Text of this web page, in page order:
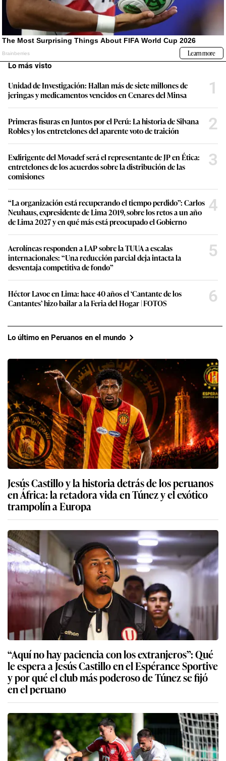
Lo más visto
Unidad de Investigación: Hallan más de siete millones de
jeringas y medicamentos vencidos en Cenares del Minsa
1
Primeras fisuras en Juntos por el Perú: La historia de Silvana
Robles y los entretelones del aparente voto de traición
2
Exdirigente del Movadef será el representante de JP en Ética:
entretelones de los acuerdos sobre la distribución de las
comisiones
3
“La organización está recuperando el tiempo perdido”: Carlos
Neuhaus, expresidente de Lima 2019, sobre los retos a un año
de Lima 2027 y en qué más está preocupado el Gobierno
4
Aerolíneas responden a LAP sobre la TUUA a escalas
internacionales: “Una reducción parcial deja intacta la
desventaja competitiva de fondo”
5
Héctor Lavoe en Lima: hace 40 años el ‘Cantante de los
Cantantes’ hizo bailar a la Feria del Hogar | FOTOS
6
Lo último en Peruanos en el mundo
Jesús Castillo y la historia detrás de los peruanos
en África: la retadora vida en Túnez y el exótico
trampolín a Europa
“Aquí no hay paciencia con los extranjeros”: Qué
le espera a Jesús Castillo en el Espérance Sportive
y por qué el club más poderoso de Túnez se fijó
en el peruano